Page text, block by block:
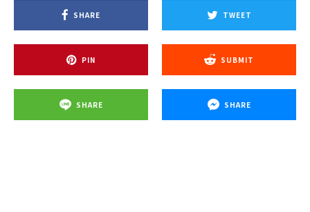
率已突破三成，且具備極高的客戶黏著度。隨著半
導體設備、電子產業對精密控制的要求提升，新代
的毛利率持續攀升至45%以上的高水準。
今日盤勢：開低走高的多頭信號